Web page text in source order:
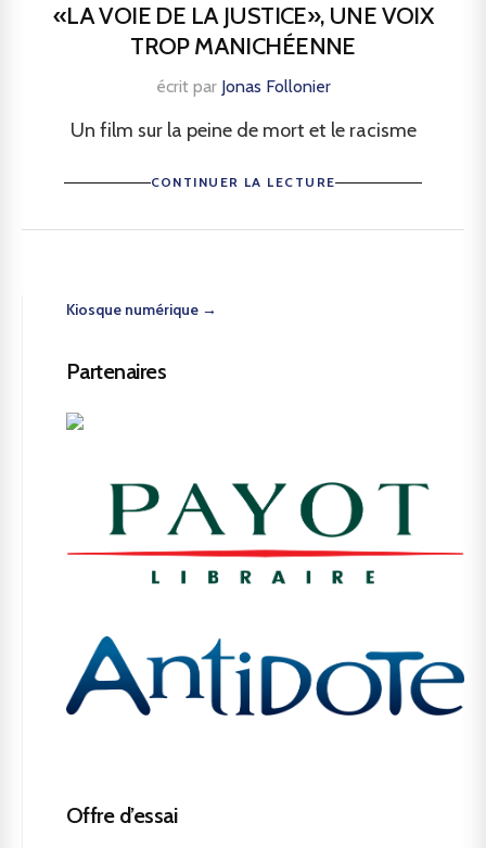
«LA VOIE DE LA JUSTICE», UNE VOIX
TROP MANICHÉENNE
écrit par Jonas Follonier
Un film sur la peine de mort et le racisme
CONTINUER LA LECTURE
Kiosque numérique →
Partenaires
Offre d’essai